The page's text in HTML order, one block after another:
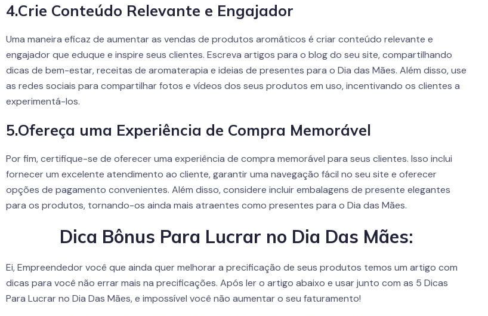
4.Crie Conteúdo Relevante e Engajador
Uma maneira eficaz de aumentar as vendas de produtos aromáticos é criar conteúdo relevante e
engajador que eduque e inspire seus clientes. Escreva artigos para o blog do seu site, compartilhando
dicas de bem-estar, receitas de aromaterapia e ideias de presentes para o Dia das Mães. Além disso, use
as redes sociais para compartilhar fotos e vídeos dos seus produtos em uso, incentivando os clientes a
experimentá-los.
5.Ofereça uma Experiência de Compra Memorável
Por fim, certifique-se de oferecer uma experiência de compra memorável para seus clientes. Isso inclui
fornecer um excelente atendimento ao cliente, garantir uma navegação fácil no seu site e oferecer
opções de pagamento convenientes. Além disso, considere incluir embalagens de presente elegantes
para os produtos, tornando-os ainda mais atraentes como presentes para o Dia das Mães.
Dica Bônus Para Lucrar no Dia Das Mães:
Ei, Empreendedor você que ainda quer melhorar a precificação de seus produtos temos um artigo com
dicas para você não errar mais na precificações. Após ler o artigo abaixo e usar junto com as 5 Dicas
Para Lucrar no Dia Das Mães, e impossível você não aumentar o seu faturamento!